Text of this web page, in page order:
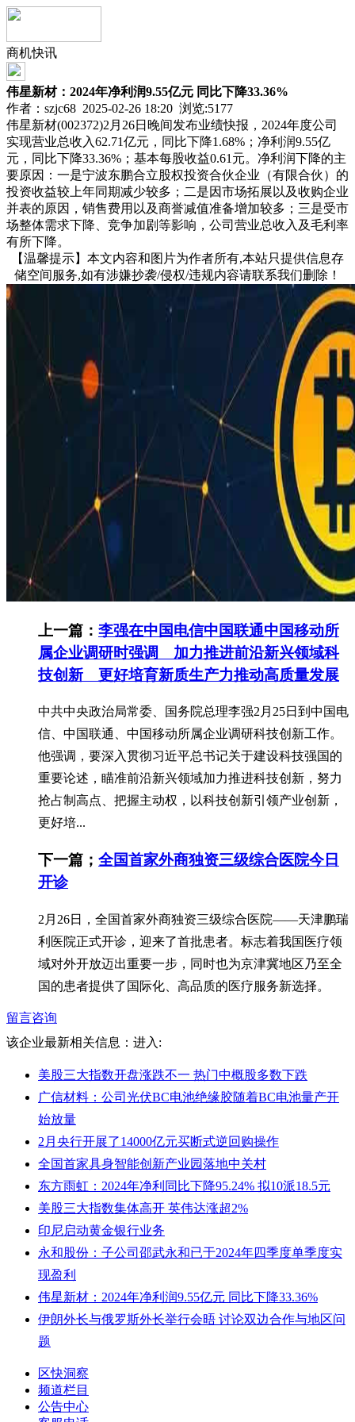
商机快讯
伟星新材：2024年净利润9.55亿元 同比下降33.36%
作者：szjc68 2025-02-26 18:20 浏览:5177
伟星新材(002372)2月26日晚间发布业绩快报，2024年度公司
实现营业总收入62.71亿元，同比下降1.68%；净利润9.55亿
元，同比下降33.36%；基本每股收益0.61元。净利润下降的主
要原因：一是宁波东鹏合立股权投资合伙企业（有限合伙）的
投资收益较上年同期减少较多；二是因市场拓展以及收购企业
并表的原因，销售费用以及商誉减值准备增加较多；三是受市
场整体需求下降、竞争加剧等影响，公司营业总收入及毛利率
有所下降。
【温馨提示】本文内容和图片为作者所有,本站只提供信息存
储空间服务,如有涉嫌抄袭/侵权/违规内容请联系我们删除！
上一篇： 李强在中国电信中国联通中国移动所
属企业调研时强调 加力推进前沿新兴领域科
技创新 更好培育新质生产力推动高质量发展
中共中央政治局常委、国务院总理李强2月25日到中国电
信、中国联通、中国移动所属企业调研科技创新工作。
他强调，要深入贯彻习近平总书记关于建设科技强国的
重要论述，瞄准前沿新兴领域加力推进科技创新，努力
抢占制高点、把握主动权，以科技创新引领产业创新，
更好培...
下一篇； 全国首家外商独资三级综合医院今日
开诊
2月26日，全国首家外商独资三级综合医院——天津鹏瑞
利医院正式开诊，迎来了首批患者。标志着我国医疗领
域对外开放迈出重要一步，同时也为京津冀地区乃至全
国的患者提供了国际化、高品质的医疗服务新选择。
留言咨询
该企业最新相关信息： 进入:
美股三大指数开盘涨跌不一 热门中概股多数下跌
广信材料：公司光伏BC电池绝缘胶随着BC电池量产开
始放量
2月央行开展了14000亿元买断式逆回购操作
全国首家具身智能创新产业园落地中关村
东方雨虹：2024年净利同比下降95.24% 拟10派18.5元
美股三大指数集体高开 英伟达涨超2%
印尼启动黄金银行业务
永和股份：子公司邵武永和已于2024年四季度单季度实
现盈利
伟星新材：2024年净利润9.55亿元 同比下降33.36%
伊朗外长与俄罗斯外长举行会晤 讨论双边合作与地区问
题
区快洞察
频道栏目
公告中心